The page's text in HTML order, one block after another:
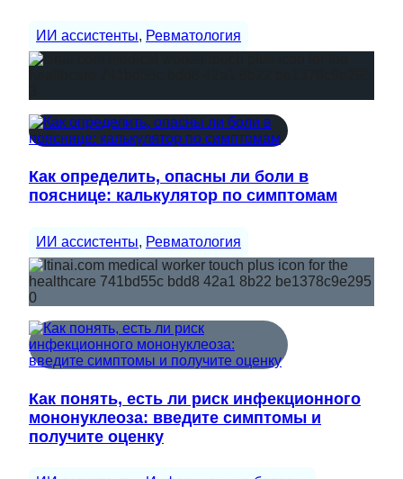
ИИ ассистенты, Ревматология
Как определить, опасны ли боли в
пояснице: калькулятор по симптомам
ИИ ассистенты, Ревматология
Как понять, есть ли риск инфекционного
мононуклеоза: введите симптомы и
получите оценку